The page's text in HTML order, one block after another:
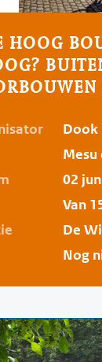
HOOG
Dook
Mesu
02
Van
De
Nog